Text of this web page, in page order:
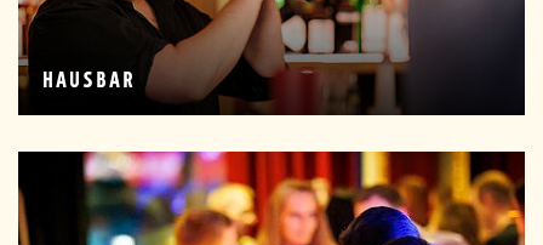
HAUSBAR